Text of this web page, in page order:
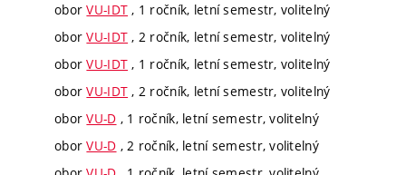
oborVU-IDT , 1 ročník, letní semestr, volitelný
oborVU-IDT , 2 ročník, letní semestr, volitelný
oborVU-IDT , 1 ročník, letní semestr, volitelný
oborVU-IDT , 2 ročník, letní semestr, volitelný
oborVU-D , 1 ročník, letní semestr, volitelný
oborVU-D , 2 ročník, letní semestr, volitelný